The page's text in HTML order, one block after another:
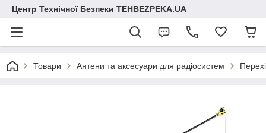
Центр Технічної Безпеки TEHBEZPEKA.UA
Товари Антени та аксесуари для радіосистем